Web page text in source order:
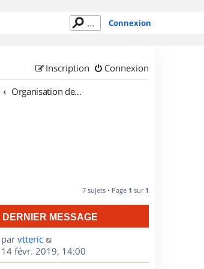
Connexion
Connexion
Inscription
Organisation de sorties en région Limousin
7 sujets • Page 1 sur 1
DERNIER MESSAGE
D
e
r
par vtteric
14 févr. 2019, 14:00